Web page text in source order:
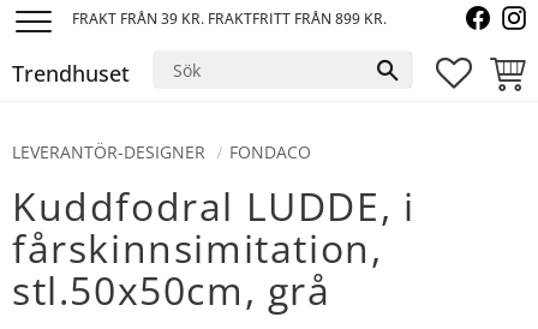
FRAKT FRÅN 39 KR. FRAKTFRITT FRÅN 899 KR.
Trendhuset
LEVERANTÖR-DESIGNER FONDACO
Kuddfodral LUDDE, i
fårskinnsimitation,
stl.50x50cm, grå